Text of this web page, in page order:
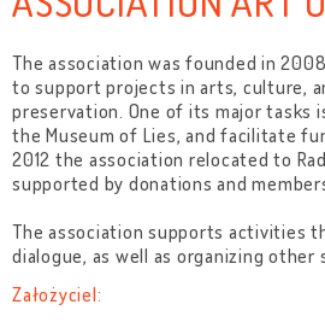
The association was founded in
to support projects in arts, culture,
preservation. One of its major tasks
the Museum of Lies, and facilitate
2012 the association relocated to
supported by donations and
The association supports activities
dialogue, as well as organizing other
Założyciel: